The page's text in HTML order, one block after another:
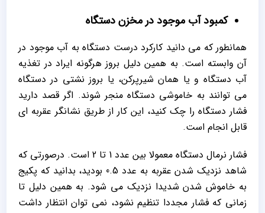
کمبود آب موجود در مخزن دستگاه
همانطور که می دانید کارکرد درست دستگاه به آب موجود در
آن وابسته است. به همین دلیل بروز هرگونه ایراد در تغذیه
آب دستگاه و یا همان شیرپرکن، یا بروز نشتی در دستگاه
می توانند به خاموشی دستگاه منجر شوند. اگر قصد دارید
فشار دستگاه را چک کنید، این کار از طریق نشانگر عقربه ای
قابل انجام است.
فشار نرمال دستگاه معمولا بین عدد 1 تا 2 است. درصورتی که
شاهد نزدیک شدن عقربه به عدد 0.5 بودید، بدانید که پکیج
به خاموش شدن شدیدا نزدیک می شود. به همین دلیل تا
زمانی که فشار مجددا تنظیم نشود، نمی توان انتظار داشت